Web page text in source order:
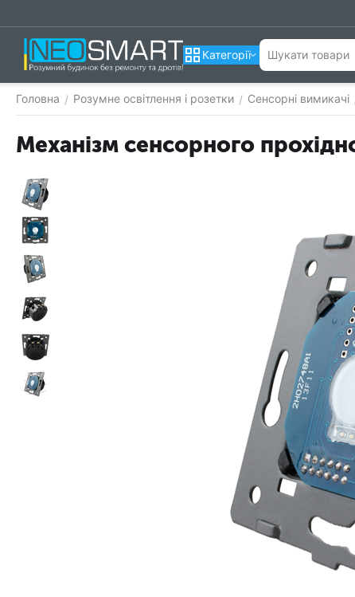
Категорії
Головна / Розумне освітлення і розетки / Сенсорні вимикачі
Механізм сенсорного